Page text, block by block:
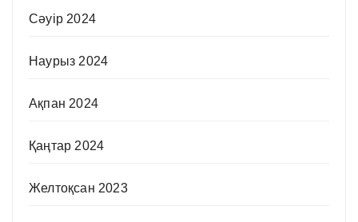
Сәуір 2024
Наурыз 2024
Ақпан 2024
Қаңтар 2024
Желтоқсан 2023